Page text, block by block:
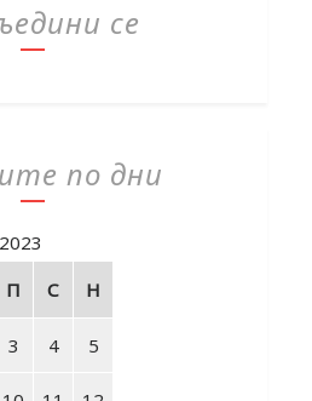
се
по дни
П С Н
3 4 5